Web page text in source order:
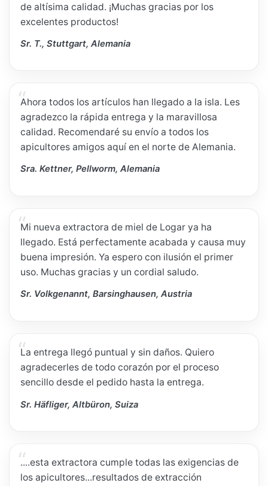
de altísima calidad. ¡Muchas gracias por los
excelentes productos!
Sr. T., Stuttgart, Alemania
Ahora todos los artículos han llegado a la isla. Les
agradezco la rápida entrega y la maravillosa
calidad. Recomendaré su envío a todos los
apicultores amigos aquí en el norte de Alemania.
Sra. Kettner, Pellworm, Alemania
Mi nueva extractora de miel de Logar ya ha
llegado. Está perfectamente acabada y causa muy
buena impresión. Ya espero con ilusión el primer
uso. Muchas gracias y un cordial saludo.
Sr. Volkgenannt, Barsinghausen, Austria
La entrega llegó puntual y sin daños. Quiero
agradecerles de todo corazón por el proceso
sencillo desde el pedido hasta la entrega.
Sr. Häfliger, Altbüron, Suiza
....esta extractora cumple todas las exigencias de
los apicultores...resultados de extracción